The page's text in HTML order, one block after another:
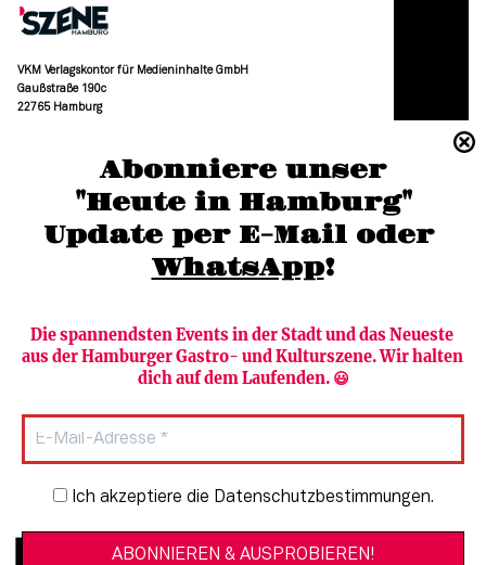
Abonniere unser
"Heute in Hamburg"
Update per E-Mail oder
WhatsApp!
Die spannendsten Events in der Stadt und das Neueste
aus der Hamburger Gastro- und Kulturszene. Wir halten
dich auf dem Laufenden. 😃
Newsletter-Anmeldung
Ich akzeptiere die Datenschutzbestimmungen.
VKM Verlagskontor für Medieninhalte GmbH
Gaußstraße 190c
22765 Hamburg
moc.grubmah-enezs@ofni
Newsletter abonnieren
HAMBURG PUR